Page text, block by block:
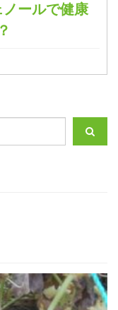
ールで健康